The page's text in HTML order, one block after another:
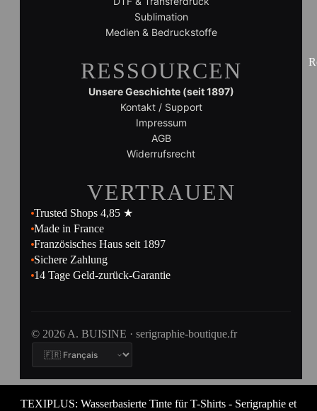
Sublimation
Medien & Bedruckstoffe
RESSOURCEN
Unsere Geschichte (seit 1897)
Kontakt / Support
Impressum
AGB
Widerrufsrecht
VERTRAUEN
Trusted Shops 4,85 ★
Made in France
Französisches Haus seit 1897
Sichere Zahlung
14 Tage Geld-zurück-Garantie
© 2026 A. BUISINE · serigraphie-boutique.fr
TEXIPLUS: Wasserbasierte Tinte für T-Shirts - Serigraphie et